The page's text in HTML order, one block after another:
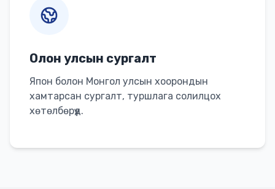
Олон улсын сургалт
Япон болон Монгол улсын хоорондын
хамтарсан сургалт, туршлага солилцох
хөтөлбөрүүд.